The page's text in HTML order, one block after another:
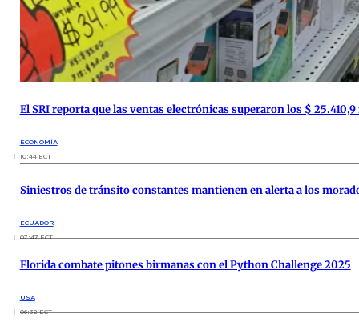
El SRI reporta que las ventas electrónicas superaron los $
ECONOMÍA
10:44 ECT
Siniestros de tránsito constantes mantienen en alerta a los
ECUADOR
07:47 ECT
Florida combate pitones birmanas con el Python Challenge 2025
USA
06:32 ECT